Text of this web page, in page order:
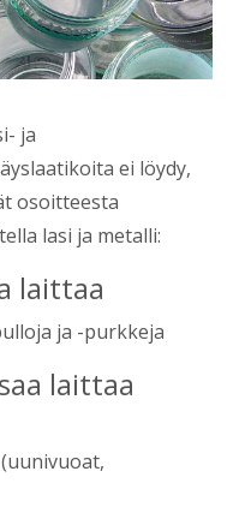
ja
ei löydy,
osoitteesta
lasi ja metalli:
laittaa
ja -purkkeja
laittaa